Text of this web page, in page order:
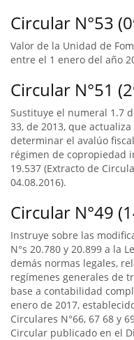
Circular N°53
Valor de la Unidad de
entre el 1 enero del año
Circular N°51
Sustituye el numeral 1.7
33, de 2013, que
determinar el avalúo
régimen de copropiedad
19.537 (Extracto de
04.08.2016).
Circular N°49
Instruye sobre las
N°s 20.780 y 20.899 a la
demás normas legales,
regímenes generales de
base a contabilidad
enero de 2017,
Circulares N°66, 67 68 y
Circular publicado en el